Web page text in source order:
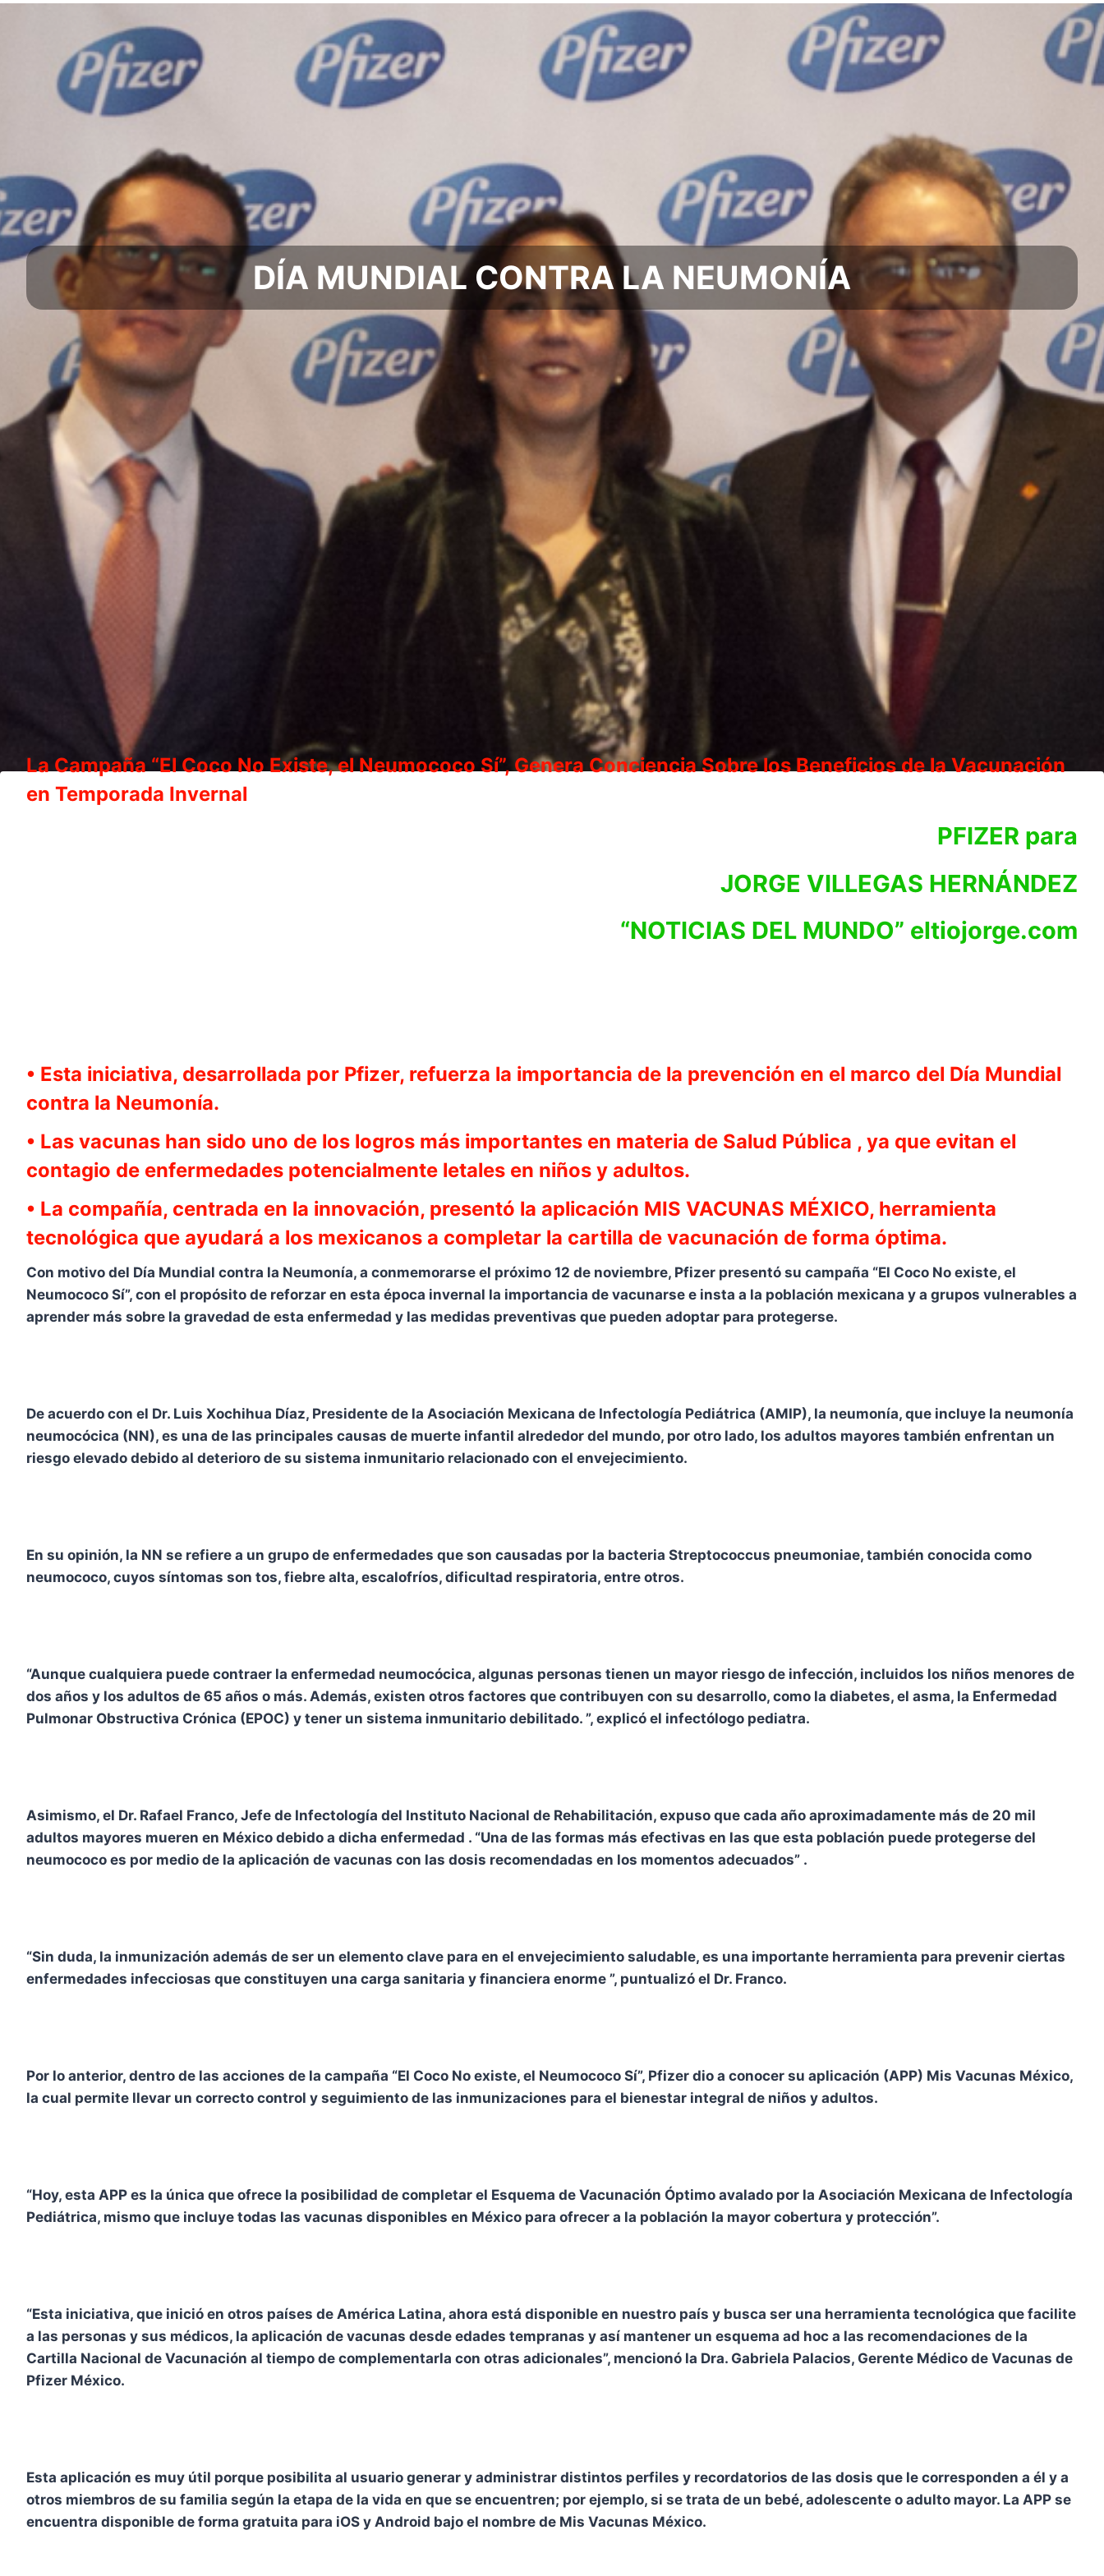
DÍA MUNDIAL CONTRA LA NEUMONÍA
La Campaña “El Coco No Existe, el Neumococo Sí”, Genera Conciencia Sobre los Beneficios de la Vacunación
en Temporada Invernal
PFIZER para
JORGE VILLEGAS HERNÁNDEZ
“NOTICIAS DEL MUNDO” eltiojorge.com
• Esta iniciativa, desarrollada por Pfizer, refuerza la importancia de la prevención en el marco del Día Mundial
contra la Neumonía.
• Las vacunas han sido uno de los logros más importantes en materia de Salud Pública , ya que evitan el
contagio de enfermedades potencialmente letales en niños y adultos.
• La compañía, centrada en la innovación, presentó la aplicación MIS VACUNAS MÉXICO, herramienta
tecnológica que ayudará a los mexicanos a completar la cartilla de vacunación de forma óptima.
Con motivo del Día Mundial contra la Neumonía, a conmemorarse el próximo 12 de noviembre, Pfizer presentó su campaña “El Coco No existe, el
Neumococo Sí”, con el propósito de reforzar en esta época invernal la importancia de vacunarse e insta a la población mexicana y a grupos vulnerables a
aprender más sobre la gravedad de esta enfermedad y las medidas preventivas que pueden adoptar para protegerse.
De acuerdo con el Dr. Luis Xochihua Díaz, Presidente de la Asociación Mexicana de Infectología Pediátrica (AMIP), la neumonía, que incluye la neumonía
neumocócica (NN), es una de las principales causas de muerte infantil alrededor del mundo, por otro lado, los adultos mayores también enfrentan un
riesgo elevado debido al deterioro de su sistema inmunitario relacionado con el envejecimiento.
En su opinión, la NN se refiere a un grupo de enfermedades que son causadas por la bacteria Streptococcus pneumoniae, también conocida como
neumococo, cuyos síntomas son tos, fiebre alta, escalofríos, dificultad respiratoria, entre otros.
“Aunque cualquiera puede contraer la enfermedad neumocócica, algunas personas tienen un mayor riesgo de infección, incluidos los niños menores de
dos años y los adultos de 65 años o más. Además, existen otros factores que contribuyen con su desarrollo, como la diabetes, el asma, la Enfermedad
Pulmonar Obstructiva Crónica (EPOC) y tener un sistema inmunitario debilitado. ”, explicó el infectólogo pediatra.
Asimismo, el Dr. Rafael Franco, Jefe de Infectología del Instituto Nacional de Rehabilitación, expuso que cada año aproximadamente más de 20 mil
adultos mayores mueren en México debido a dicha enfermedad . “Una de las formas más efectivas en las que esta población puede protegerse del
neumococo es por medio de la aplicación de vacunas con las dosis recomendadas en los momentos adecuados” .
“Sin duda, la inmunización además de ser un elemento clave para en el envejecimiento saludable, es una importante herramienta para prevenir ciertas
enfermedades infecciosas que constituyen una carga sanitaria y financiera enorme ”, puntualizó el Dr. Franco.
Por lo anterior, dentro de las acciones de la campaña “El Coco No existe, el Neumococo Sí”, Pfizer dio a conocer su aplicación (APP) Mis Vacunas México,
la cual permite llevar un correcto control y seguimiento de las inmunizaciones para el bienestar integral de niños y adultos.
“Hoy, esta APP es la única que ofrece la posibilidad de completar el Esquema de Vacunación Óptimo avalado por la Asociación Mexicana de Infectología
Pediátrica, mismo que incluye todas las vacunas disponibles en México para ofrecer a la población la mayor cobertura y protección”.
“Esta iniciativa, que inició en otros países de América Latina, ahora está disponible en nuestro país y busca ser una herramienta tecnológica que facilite
a las personas y sus médicos, la aplicación de vacunas desde edades tempranas y así mantener un esquema ad hoc a las recomendaciones de la
Cartilla Nacional de Vacunación al tiempo de complementarla con otras adicionales”, mencionó la Dra. Gabriela Palacios, Gerente Médico de Vacunas de
Pfizer México.
Esta aplicación es muy útil porque posibilita al usuario generar y administrar distintos perfiles y recordatorios de las dosis que le corresponden a él y a
otros miembros de su familia según la etapa de la vida en que se encuentren; por ejemplo, si se trata de un bebé, adolescente o adulto mayor. La APP se
encuentra disponible de forma gratuita para iOS y Android bajo el nombre de Mis Vacunas México.